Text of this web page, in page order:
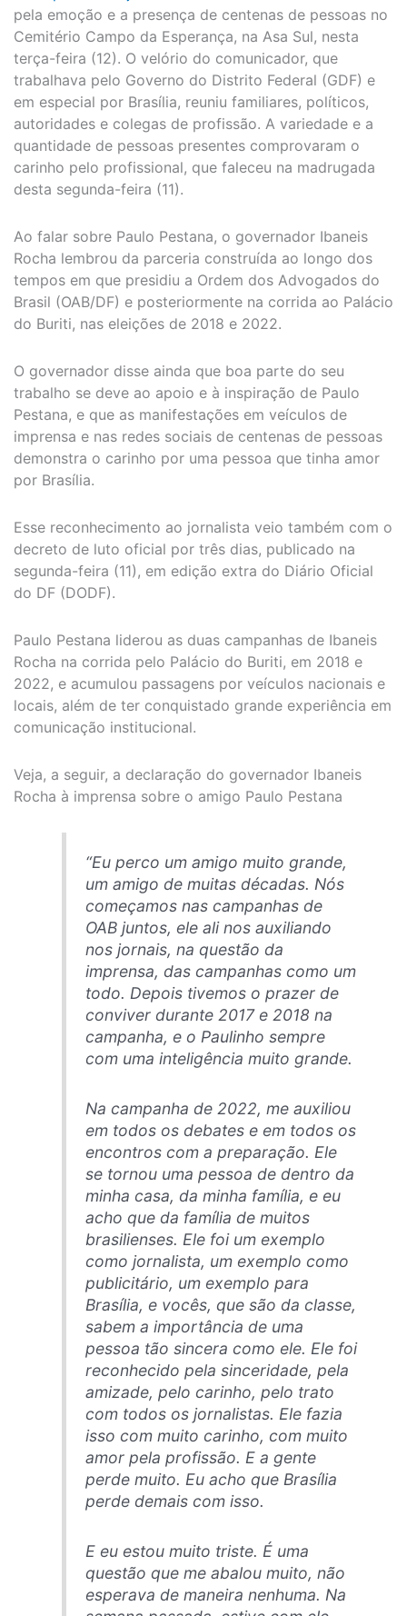
pela emoção e a presença de centenas de pessoas no
Cemitério Campo da Esperança, na Asa Sul, nesta
terça-feira (12). O velório do comunicador, que
trabalhava pelo Governo do Distrito Federal (GDF) e
em especial por Brasília, reuniu familiares, políticos,
autoridades e colegas de profissão. A variedade e a
quantidade de pessoas presentes comprovaram o
carinho pelo profissional, que faleceu na madrugada
desta segunda-feira (11).
Ao falar sobre Paulo Pestana, o governador Ibaneis
Rocha lembrou da parceria construída ao longo dos
tempos em que presidiu a Ordem dos Advogados do
Brasil (OAB/DF) e posteriormente na corrida ao Palácio
do Buriti, nas eleições de 2018 e 2022.
O governador disse ainda que boa parte do seu
trabalho se deve ao apoio e à inspiração de Paulo
Pestana, e que as manifestações em veículos de
imprensa e nas redes sociais de centenas de pessoas
demonstra o carinho por uma pessoa que tinha amor
por Brasília.
Esse reconhecimento ao jornalista veio também com o
decreto de luto oficial por três dias, publicado na
segunda-feira (11), em edição extra do Diário Oficial
do DF (DODF).
Paulo Pestana liderou as duas campanhas de Ibaneis
Rocha na corrida pelo Palácio do Buriti, em 2018 e
2022, e acumulou passagens por veículos nacionais e
locais, além de ter conquistado grande experiência em
comunicação institucional.
Veja, a seguir, a declaração do governador Ibaneis
Rocha à imprensa sobre o amigo Paulo Pestana
“Eu perco um amigo muito grande,
um amigo de muitas décadas. Nós
começamos nas campanhas de
OAB juntos, ele ali nos auxiliando
nos jornais, na questão da
imprensa, das campanhas como um
todo. Depois tivemos o prazer de
conviver durante 2017 e 2018 na
campanha, e o Paulinho sempre
com uma inteligência muito grande.
Na campanha de 2022, me auxiliou
em todos os debates e em todos os
encontros com a preparação. Ele
se tornou uma pessoa de dentro da
minha casa, da minha família, e eu
acho que da família de muitos
brasilienses. Ele foi um exemplo
como jornalista, um exemplo como
publicitário, um exemplo para
Brasília, e vocês, que são da classe,
sabem a importância de uma
pessoa tão sincera como ele. Ele foi
reconhecido pela sinceridade, pela
amizade, pelo carinho, pelo trato
com todos os jornalistas. Ele fazia
isso com muito carinho, com muito
amor pela profissão. E a gente
perde muito. Eu acho que Brasília
perde demais com isso.
E eu estou muito triste. É uma
questão que me abalou muito, não
esperava de maneira nenhuma. Na